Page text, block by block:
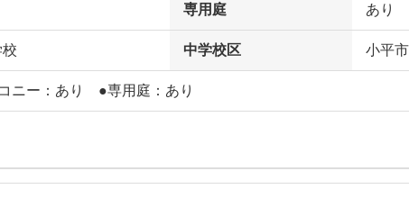
専用庭 あり
中学校区 小平
ニー：あり ●専用庭：あり